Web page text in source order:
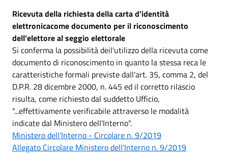
Ricevuta della richiesta della carta d'identità
elettronicacome documento per il riconoscimento
dell'elettore al seggio elettorale
Si conferma la possibilità deil'utilizzo della ricevuta come
documento di riconoscimento in quanto la stessa reca le
caratteristiche formali previste dall'art. 35, comma 2, del
D.P.R. 28 dicembre 2000, n. 445 ed il corretto rilascio
risulta, come richiesto dal suddetto Ufficio,
"...effettivamente verificabile attraverso le modalità
indicate dal Ministero dell'Interno".
Ministero dell'Interno - Circolare n. 9/2019
Allegato Circolare Ministero dell'Interno n. 9/2019